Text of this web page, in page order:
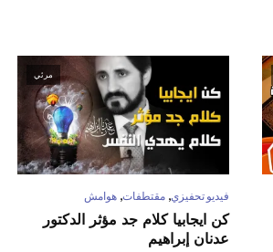
مرئي
فيديو تحفيزي, مقتطفات, هوامش
كن ايجابيا كلام جد مؤثر الدكتور
عدنان إبراهيم